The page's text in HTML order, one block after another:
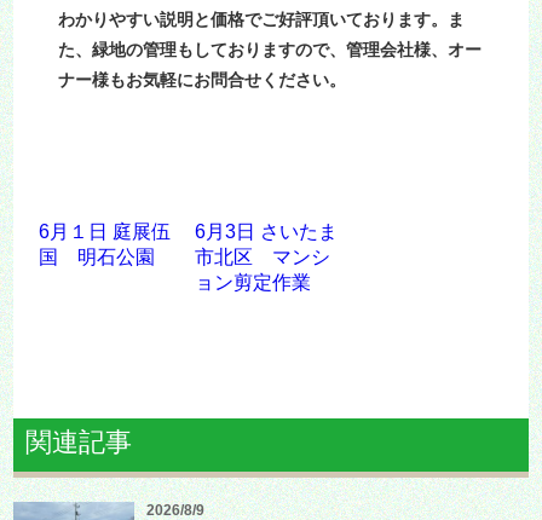
わかりやすい説明と価格でご好評頂いております。ま
た、緑地の管理もしておりますので、管理会社様、オー
ナー様もお気軽にお問合せください。
6月１日 庭展伍
国 明石公園
6月3日 さいたま
市北区 マンシ
ョン剪定作業
関連記事
2026/8/9